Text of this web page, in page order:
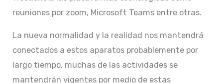
reuniones por zoom, Microsoft Teams entre otras.
La nueva normalidad y la realidad nos mantendrá
conectados a estos aparatos probablemente por
largo tiempo, muchas de las actividades se
mantendrán vigentes por medio de estas